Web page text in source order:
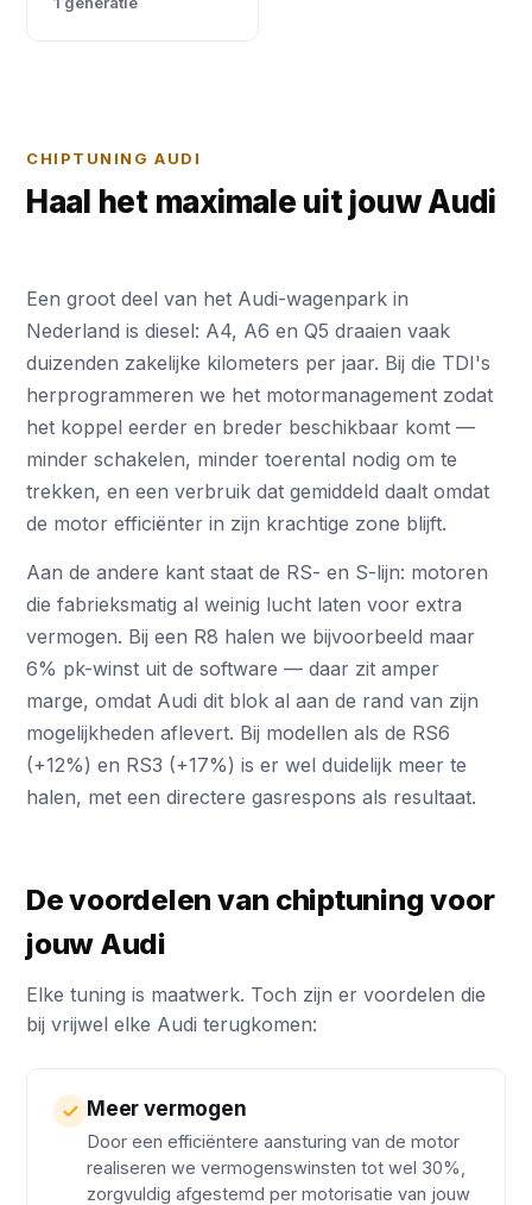
CHIPTUNING AUDI
Haal het maximale uit jouw Audi
Een groot deel van het Audi-wagenpark in
Nederland is diesel: A4, A6 en Q5 draaien vaak
duizenden zakelijke kilometers per jaar. Bij die TDI's
herprogrammeren we het motormanagement zodat
het koppel eerder en breder beschikbaar komt —
minder schakelen, minder toerental nodig om te
trekken, en een verbruik dat gemiddeld daalt omdat
de motor efficiënter in zijn krachtige zone blijft.
Aan de andere kant staat de RS- en S-lijn: motoren
die fabrieksmatig al weinig lucht laten voor extra
vermogen. Bij een R8 halen we bijvoorbeeld maar
6% pk-winst uit de software — daar zit amper
marge, omdat Audi dit blok al aan de rand van zijn
mogelijkheden aflevert. Bij modellen als de RS6
(+12%) en RS3 (+17%) is er wel duidelijk meer te
halen, met een directere gasrespons als resultaat.
De voordelen van chiptuning voor
jouw Audi
Elke tuning is maatwerk. Toch zijn er voordelen die
bij vrijwel elke Audi terugkomen:
Meer vermogen
Door een efficiëntere aansturing van de motor
realiseren we vermogenswinsten tot wel 30%,
zorgvuldig afgestemd per motorisatie van jouw